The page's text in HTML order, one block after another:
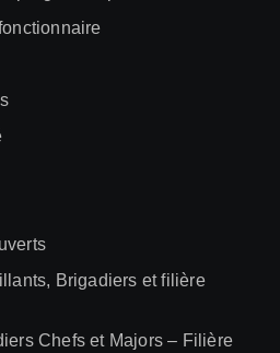
Brigadiers et filière
Chefs et Majors – Filière